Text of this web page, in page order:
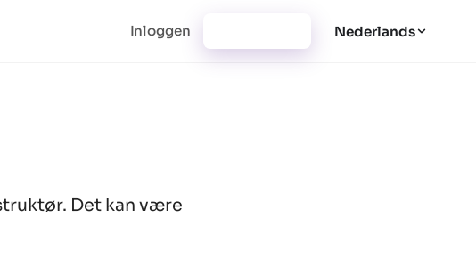
Inloggen Nederlands
Det kan være